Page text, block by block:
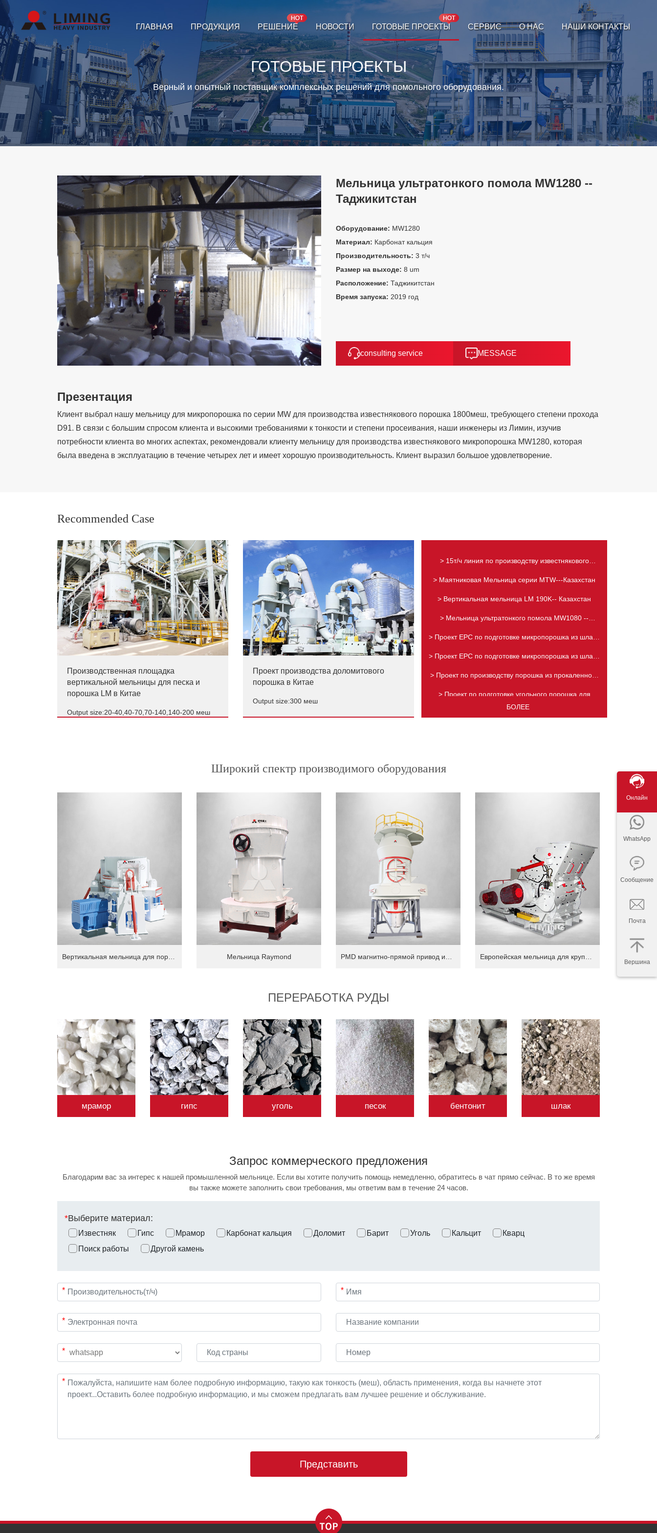
ГЛАВНАЯ ПРОДУКЦИЯ РЕШЕНИЕ НОВОСТИ ГОТОВЫЕ ПРОЕКТЫ СЕРВИС О НАС НАШИ КОНТАКТЫ
ГОТОВЫЕ ПРОЕКТЫ
Верный и опытный поставщик комплексных решений для помольного оборудования.
Мельница ультратонкого помола MW1280 --
Таджикитстан
Оборудование: MW1280
Материал: Карбонат кальция
Производительность: 3 т/ч
Размер на выходе: 8 um
Расположение: Таджикитстан
Время запуска: 2019 год
consulting service MESSAGE
Презентация
Клиент выбрал нашу мельницу для микропорошка по серии MW для производства известнякового порошка 1800меш, требующего степени прохода
D91. В связи с большим спросом клиента и высокими требованиями к тонкости и степени просеивания, наши инженеры из Лимин, изучив
потребности клиента во многих аспектах, рекомендовали клиенту мельницу для производства известнякового микропорошка MW1280, которая
была введена в эксплуатацию в течение четырех лет и имеет хорошую производительность. Клиент выразил большое удовлетворение.
Recommended Case
Производственная площадка
вертикальной мельницы для песка и
порошка LM в Китае
Output size:20-40,40-70,70-140,140-200 меш
Проект производства доломитового
порошка в Китае
Output size:300 меш
> 15т/ч линия по производству известнякового
> Маятниковая Мельница серии MTW---Казахстан
> Вертикальная мельница LM 190K-- Казахстан
> Мельница ультратонкого помола MW1080 --
> Проект EPC по подготовке микропорошка из шлака
> Проект EPC по подготовке микропорошка из шлака
Китае
> Проект по производству порошка из прокаленного
> Проект по подготовке угольного порошка для
промышленных печей
БОЛЕЕ
Широкий спектр производимого оборудования
Мельница Raymond
ПЕРЕРАБОТКА РУДЫ
мрамор гипс уголь песок бентонит шлак
Запрос коммерческого предложения
Благодарим вас за интерес к нашей промышленной мельнице. Если вы хотите получить помощь немедленно, обратитесь в чат прямо сейчас. В то же время
вы также можете заполнить свои требования, мы ответим вам в течение 24 часов.
*Выберите материал:
Известняк Гипс Мрамор Карбонат кальция Доломит Барит Уголь Кальцит
Кварц
Поиск работы
Другой камень
* *
*
*
*
Представить
Онлайн
WhatsApp
Сообщение
Почта
Вершина